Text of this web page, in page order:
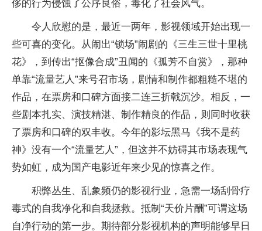
侈的行为侵蚀了公序良俗，毒化了社会风气。
令人欣慰的是，最近一两年，影视领域开始出现一
些可喜的变化。从闹出“锁场”闹剧的《三生三世十里桃
花》，到传出“抠像合成”丑闻的《孤芳不自赏》，那种
单靠“流量艺人”来号召市场，剧情和制作都粗糙不堪的
作品，在票房和口碑方面接二连三折戟沉沙。相反，一
些剧本扎实、演技精湛、制作精良的作品，则同时收获
了票房和口碑的双丰收。今年的影坛黑马《我不是药
神》没有一个“流量艺人”，但这并不妨碍其市场表现气
势如虹，成为国产电影近年来少见的惊喜之作。
积弊丛生、乱象频仍的影视行业，急需一场刮骨疗
毒式的自我净化和自我拯救。抵制“天价片酬”可谓这场
自净行动的第一步。期待部分影视机构的声明能够早日